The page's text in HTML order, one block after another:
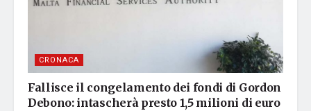
CRONACA
Fallisce il congelamento dei fondi di Gordon
Debono: intascherà presto 1,5 milioni di euro